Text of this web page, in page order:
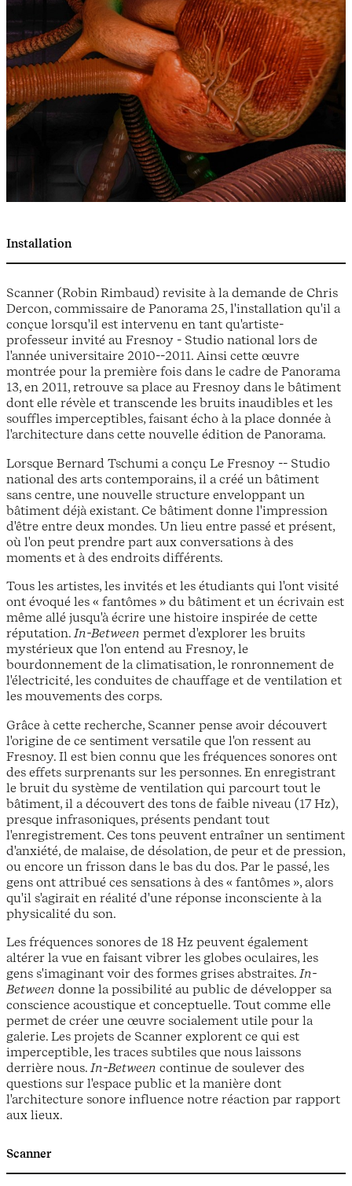
Installation
Scanner (Robin Rimbaud) revisite à la demande de Chris
Dercon, commissaire de Panorama 25, l'installation qu'il a
conçue lorsqu'il est intervenu en tant qu'artiste-
professeur invité au Fresnoy - Studio national lors de
l'année universitaire 2010--2011. Ainsi cette œuvre
montrée pour la première fois dans le cadre de Panorama
13, en 2011, retrouve sa place au Fresnoy dans le bâtiment
dont elle révèle et transcende les bruits inaudibles et les
souffles imperceptibles, faisant écho à la place donnée à
l'architecture dans cette nouvelle édition de Panorama.
Lorsque Bernard Tschumi a conçu Le Fresnoy -- Studio
national des arts contemporains, il a créé un bâtiment
sans centre, une nouvelle structure enveloppant un
bâtiment déjà existant. Ce bâtiment donne l'impression
d'être entre deux mondes. Un lieu entre passé et présent,
où l'on peut prendre part aux conversations à des
moments et à des endroits différents.
Tous les artistes, les invités et les étudiants qui l'ont visité
ont évoqué les « fantômes » du bâtiment et un écrivain est
même allé jusqu'à écrire une histoire inspirée de cette
réputation.In-Between permet d'explorer les bruits
mystérieux que l'on entend au Fresnoy, le
bourdonnement de la climatisation, le ronronnement de
l'électricité, les conduites de chauffage et de ventilation et
les mouvements des corps.
Grâce à cette recherche, Scanner pense avoir découvert
l'origine de ce sentiment versatile que l'on ressent au
Fresnoy. Il est bien connu que les fréquences sonores ont
des effets surprenants sur les personnes. En enregistrant
le bruit du système de ventilation qui parcourt tout le
bâtiment, il a découvert des tons de faible niveau (17 Hz),
presque infrasoniques, présents pendant tout
l'enregistrement. Ces tons peuvent entraîner un sentiment
d'anxiété, de malaise, de désolation, de peur et de pression,
ou encore un frisson dans le bas du dos. Par le passé, les
gens ont attribué ces sensations à des « fantômes », alors
qu'il s'agirait en réalité d'une réponse inconsciente à la
physicalité du son.
Les fréquences sonores de 18 Hz peuvent également
altérer la vue en faisant vibrer les globes oculaires, les
gens s'imaginant voir des formes grises abstraites.In-
Between donne la possibilité au public de développer sa
conscience acoustique et conceptuelle. Tout comme elle
permet de créer une œuvre socialement utile pour la
galerie. Les projets de Scanner explorent ce qui est
imperceptible, les traces subtiles que nous laissons
derrière nous.In-Between continue de soulever des
questions sur l'espace public et la manière dont
l'architecture sonore influence notre réaction par rapport
aux lieux.
Scanner